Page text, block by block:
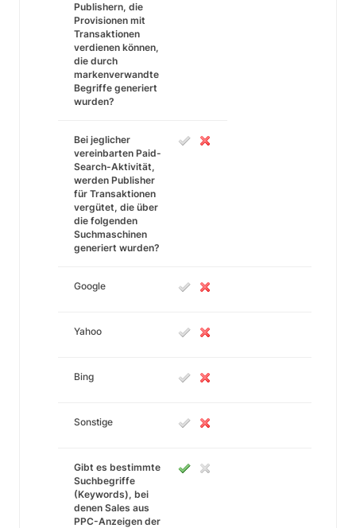
Publishern, die
Provisionen mit
Transaktionen
verdienen können,
die durch
markenverwandte
Begriffe generiert
wurden?
Bei jeglicher
vereinbarten Paid-
Search-Aktivität,
werden Publisher
für Transaktionen
vergütet, die über
die folgenden
Suchmaschinen
generiert wurden?
Google
Yahoo
Bing
Sonstige
Gibt es bestimmte
Suchbegriffe
(Keywords), bei
denen Sales aus
PPC-Anzeigen der